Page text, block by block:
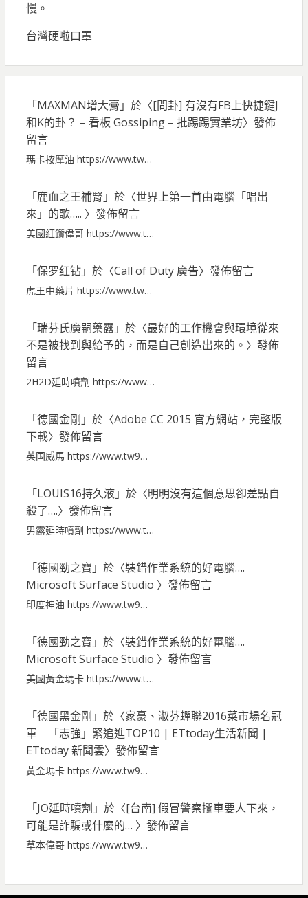
慢。
台灣硬啦口罩
「MAXMAN增大膏 」於〈[問卦] 有沒有FB上快捷鍵J
和K的卦？ – 看板 Gossiping – 批踢踢實業坊〉發佈
留言
瑪卡按摩油 https://www.tw…
「鹿血之王補腎 」於〈世界上第一首由電腦「唱出
來」的歌….. 〉發佈留言
美國紅鑽偉哥 https://www.t…
「保罗红钻」於〈Call of Duty 廣告〉發佈留言
虎王中藥片 https://www.tw…
「瑞芬氏廣嗣藥露」於〈最好的工作機會與環境從來
不是被找到與給予的，而是自己創造出來的。 〉發佈
留言
2H2D延時噴劑 https://www…
「德國金剛 」於〈Adobe CC 2015 官方網站，完整版
下載〉發佈留言
英国威馬 https://www.tw9…
「LOUIS16持久液」於〈明明沒有這個意思卻差點自
殺了….〉發佈留言
男露延時噴劑 https://www.t…
「德國勁之寶 」於〈裝錯作業系統的好電腦….
Microsoft Surface Studio 〉發佈留言
印度神油 https://www.tw9…
「德國勁之寶 」於〈裝錯作業系統的好電腦….
Microsoft Surface Studio 〉發佈留言
美國黃金瑪卡 https://www.t…
「德國黑金剛 」於〈家豪、淑芬蟬聯2016菜市場名冠
軍 「志強」緊追進TOP10 | ETtoday生活新聞 |
ETtoday 新聞雲〉發佈留言
黃金瑪卡 https://www.tw9…
「JO延時噴劑 」於〈[台南] 假冒警察攔車要人下來，
可能是詐騙或什麼的… 〉發佈留言
草本偉哥 https://www.tw9…